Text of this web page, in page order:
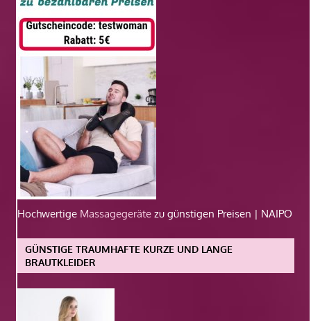
Hochwertige Massagegeräte zu günstigen Preisen | NAIPO
GÜNSTIGE TRAUMHAFTE KURZE UND LANGE
BRAUTKLEIDER